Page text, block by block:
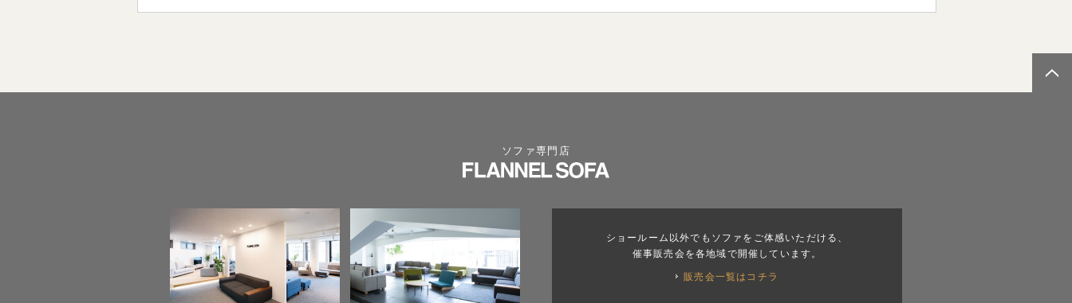
ソファ専門店
ショールーム以外でもソファをご体感いただける、
催事販売会を各地域で開催しています。
販売会一覧はコチラ